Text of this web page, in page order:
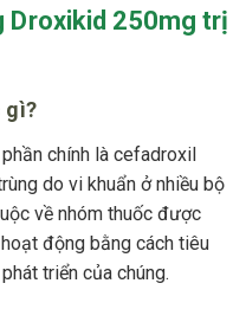
Droxikid 250mg trị
gì?
chính là cefadroxil
do vi khuẩn ở nhiều bộ
về nhóm thuốc được
động bằng cách tiêu
triển của chúng.